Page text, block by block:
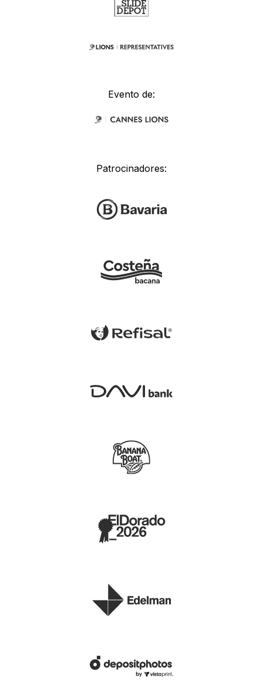
Evento de:
Patrocinadores: